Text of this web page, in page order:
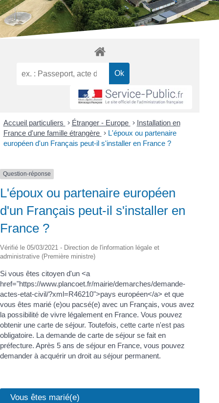
Accueil particuliers > Étranger - Europe > Installation en
France d'une famille étrangère > L'époux ou partenaire
européen d'un Français peut-il s'installer en France ?
Question-réponse
L'époux ou partenaire européen
d'un Français peut-il s'installer en
France ?
Vérifié le 05/03/2021 - Direction de l'information légale et
administrative (Première ministre)
Si vous êtes citoyen d'un <a
href="https://www.plancoet.fr/mairie/demarches/demande-
actes-etat-civil/?xml=R46210">pays européen</a> et que
vous êtes marié (e)ou pacsé(e) avec un Français, vous avez
la possibilité de vivre légalement en France. Vous pouvez
obtenir une carte de séjour. Toutefois, cette carte n'est pas
obligatoire. La demande de carte de séjour se fait en
préfecture. Après 5 ans de séjour en France, vous pouvez
demander à acquérir un droit au séjour permanent.
Vous êtes marié(e)